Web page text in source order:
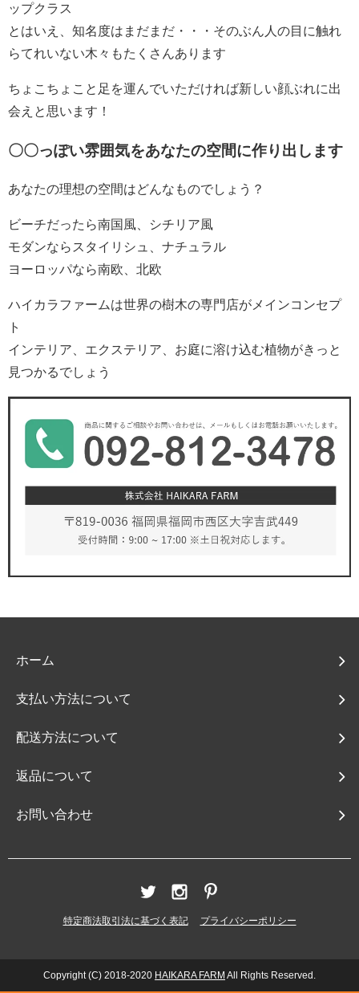
ップクラス
とはいえ、知名度はまだまだ・・・そのぶん人の目に触れ
らてれいない木々もたくさんあります
ちょこちょこと足を運んでいただければ新しい顔ぶれに出
会えと思います！
〇〇っぽい雰囲気をあなたの空間に作り出します
あなたの理想の空間はどんなものでしょう？
ビーチだったら南国風、シチリア風
モダンならスタイリシュ、ナチュラル
ヨーロッパなら南欧、北欧
ハイカラファームは世界の樹木の専門店がメインコンセプ
ト
インテリア、エクステリア、お庭に溶け込む植物がきっと
見つかるでしょう
ホーム
支払い方法について
配送方法について
返品について
お問い合わせ
特定商法取引法に基づく表記 プライバシーポリシー
Copyright (C) 2018-2020 HAIKARA FARM All Rights Reserved.